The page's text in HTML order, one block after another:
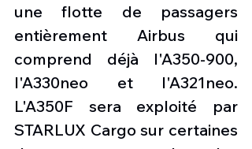
une flotte de passagers
entièrement Airbus qui
comprend déjà l'A350-900,
l'A330neo et l'A321neo.
L'A350F sera exploité par
STARLUX Cargo sur certaines